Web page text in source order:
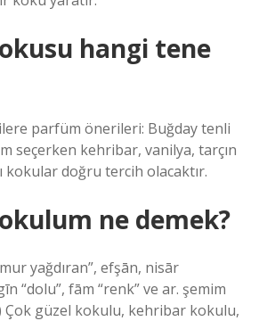
hangi tene
parfüm önerileri: Buğday tenli
seçerken kehribar, vanilya, tarçın
kokular doğru tercih olacaktır.
ne demek?
yağdıran”, efşān, nisār
“dolu”, fām “renk” ve ar. şemіm
Çok güzel kokulu, kehribar kokulu,